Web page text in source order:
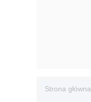
Strona główna